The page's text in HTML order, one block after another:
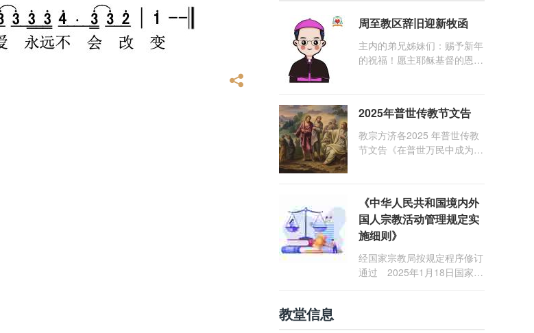
周至教区辞旧迎新牧函
主内的弟兄姊妹们：赐予新年
的祝福！愿主耶稣基督的恩
们，愿临在的救主基督安慰你
们，并圣化你们的生活，作为
祝贺祂诞辰的珍贵礼品。
2025年普世传教节文告
教宗方济各2025 年普世传教
节文告《在普世万民中成为怀
《中华人民共和国境内外
国人宗教活动管理规定实
施细则》
经国家宗教局按规定程序修订
通过 2025年1月18日国家宗
教堂信息